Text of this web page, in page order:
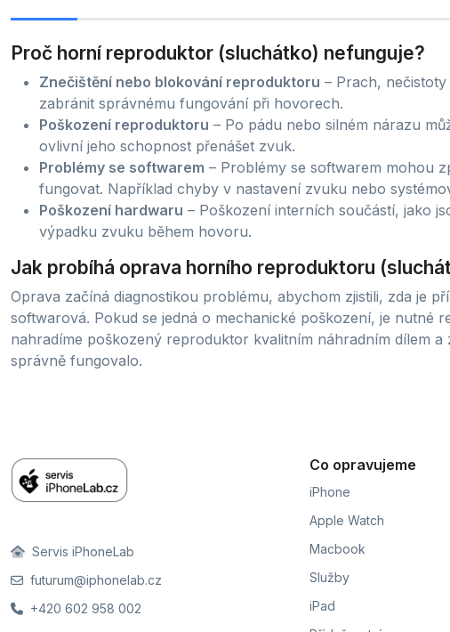
Proč horní reproduktor (sluchátko) nefunguje?
Znečištění nebo blokování reproduktoru – Prach,
zabránit správnému fungování při hovorech.
Poškození reproduktoru – Po pádu nebo silném nárazu
ovlivní jeho schopnost přenášet zvuk.
Problémy se softwarem – Problémy se softwarem mohou
fungovat. Například chyby v nastavení zvuku nebo
Poškození hardwaru – Poškození interních součástí, jako
výpadku zvuku během hovoru.
Jak probíhá oprava horního reproduktoru
Oprava začíná diagnostikou problému, abychom zjistili, zda je
softwarová. Pokud se jedná o mechanické poškození, je nutné
nahradíme poškozený reproduktor kvalitním náhradním dílem
správně fungovalo.
Servis iPhoneLab
futurum@iphonelab.cz
+420 602 958 002
Co opravujeme
iPhone
Apple Watch
Macbook
Služby
iPad